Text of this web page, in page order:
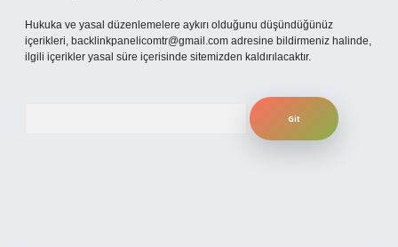
Hukuka ve yasal düzenlemelere aykırı olduğunu düşündüğünüz
içerikleri, backlinkpanelicomtr@gmail.com adresine bildirmeniz halinde,
ilgili içerikler yasal süre içerisinde sitemizden kaldırılacaktır.